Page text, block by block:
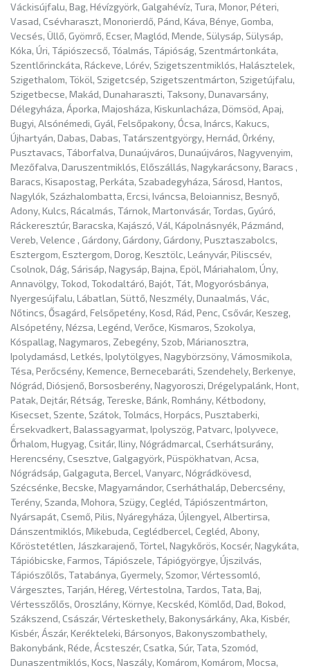
Váckisújfalu, Bag, Hévízgyörk, Galgahévíz, Tura, Monor, Péteri,
Vasad, Csévharaszt, Monorierdő, Pánd, Káva, Bénye, Gomba,
Vecsés, Üllő, Gyömrő, Ecser, Maglód, Mende, Sülysáp, Sülysáp,
Kóka, Úri, Tápiószecső, Tóalmás, Tápióság, Szentmártonkáta,
Szentlőrinckáta, Ráckeve, Lórév, Szigetszentmiklós, Halásztelek,
Szigethalom, Tököl, Szigetcsép, Szigetszentmárton, Szigetújfalu,
Szigetbecse, Makád, Dunaharaszti, Taksony, Dunavarsány,
Délegyháza, Áporka, Majosháza, Kiskunlacháza, Dömsöd, Apaj,
Bugyi, Alsónémedi, Gyál, Felsőpakony, Ócsa, Inárcs, Kakucs,
Újhartyán, Dabas, Dabas, Tatárszentgyörgy, Hernád, Örkény,
Pusztavacs, Táborfalva, Dunaújváros, Dunaújváros, Nagyvenyim,
Mezőfalva, Daruszentmiklós, Előszállás, Nagykarácsony, Baracs ,
Baracs, Kisapostag, Perkáta, Szabadegyháza, Sárosd, Hantos,
Nagylók, Százhalombatta, Ercsi, Iváncsa, Beloiannisz, Besnyő,
Adony, Kulcs, Rácalmás, Tárnok, Martonvásár, Tordas, Gyúró,
Ráckeresztúr, Baracska, Kajászó, Vál, Kápolnásnyék, Pázmánd,
Vereb, Velence , Gárdony, Gárdony, Gárdony, Pusztaszabolcs,
Esztergom, Esztergom, Dorog, Kesztölc, Leányvár, Piliscsév,
Csolnok, Dág, Sárisáp, Nagysáp, Bajna, Epöl, Máriahalom, Úny,
Annavölgy, Tokod, Tokodaltáró, Bajót, Tát, Mogyorósbánya,
Nyergesújfalu, Lábatlan, Süttő, Neszmély, Dunaalmás, Vác,
Nőtincs, Ősagárd, Felsőpetény, Kosd, Rád, Penc, Csővár, Keszeg,
Alsópetény, Nézsa, Legénd, Verőce, Kismaros, Szokolya,
Kóspallag, Nagymaros, Zebegény, Szob, Márianosztra,
Ipolydamásd, Letkés, Ipolytölgyes, Nagybörzsöny, Vámosmikola,
Tésa, Perőcsény, Kemence, Bernecebaráti, Szendehely, Berkenye,
Nógrád, Diósjenő, Borsosberény, Nagyoroszi, Drégelypalánk, Hont,
Patak, Dejtár, Rétság, Tereske, Bánk, Romhány, Kétbodony,
Kisecset, Szente, Szátok, Tolmács, Horpács, Pusztaberki,
Érsekvadkert, Balassagyarmat, Ipolyszög, Patvarc, Ipolyvece,
Őrhalom, Hugyag, Csitár, Iliny, Nógrádmarcal, Cserhátsurány,
Herencsény, Csesztve, Galgagyörk, Püspökhatvan, Acsa,
Nógrádsáp, Galgaguta, Bercel, Vanyarc, Nógrádkövesd,
Szécsénke, Becske, Magyarnándor, Cserháthaláp, Debercsény,
Terény, Szanda, Mohora, Szügy, Cegléd, Tápiószentmárton,
Nyársapát, Csemő, Pilis, Nyáregyháza, Újlengyel, Albertirsa,
Dánszentmiklós, Mikebuda, Ceglédbercel, Cegléd, Abony,
Kőröstetétlen, Jászkarajenő, Törtel, Nagykőrös, Kocsér, Nagykáta,
Tápióbicske, Farmos, Tápiószele, Tápiógyörgye, Újszilvás,
Tápiószőlős, Tatabánya, Gyermely, Szomor, Vértessomló,
Várgesztes, Tarján, Héreg, Vértestolna, Tardos, Tata, Baj,
Vértesszőlős, Oroszlány, Környe, Kecskéd, Kömlőd, Dad, Bokod,
Szákszend, Császár, Vérteskethely, Bakonysárkány, Aka, Kisbér,
Kisbér, Ászár, Kerékteleki, Bársonyos, Bakonyszombathely,
Bakonybánk, Réde, Ácsteszér, Csatka, Súr, Tata, Szomód,
Dunaszentmiklós, Kocs, Naszály, Komárom, Komárom, Mocsa,